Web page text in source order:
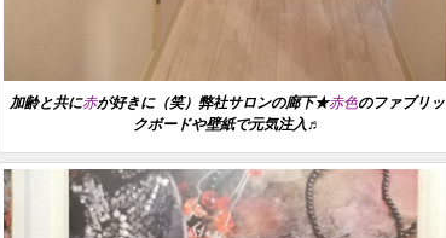
加齢と共に赤が好きに（笑）弊社サロンの廊下★赤色のファブリッ
クボードや壁紙で元気注入♬